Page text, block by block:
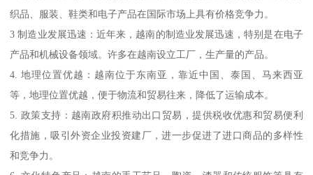
织品、服装、鞋类和电子产品在国际市场上具有价格竞争力。
3 制造业发展迅速：近年来，越南的制造业发展迅速，特别是在电子
产品和机械设备领域。许多在越南设立工厂，生产量的产品。
4. 地理位置优越：越南位于东南亚，靠近中国、泰国、马来西亚
等，地理位置优越，便于物流和贸易往来，降低了运输成本。
5. 政策支持：越南政府积推动出口贸易，提供税收优惠和贸易便利
化措施，吸引外资企业投资建厂，进一步促进了进口商品的多样性
和竞争力。